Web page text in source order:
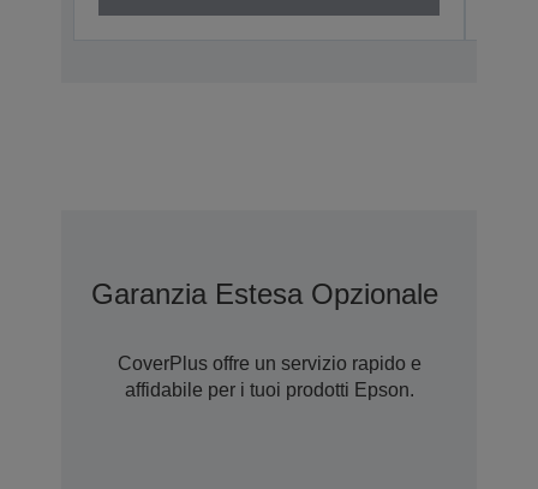
Garanzia Estesa Opzionale Con
CoverPlus offre un servizio rapido e
affidabile per i tuoi prodotti Epson.